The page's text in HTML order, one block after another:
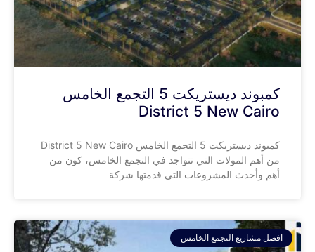
كمبوند ديستريكت 5 التجمع الخامس
District 5 New Cairo
كمبوند ديستريكت 5 التجمع الخامس District 5 New Cairo
من أهم المولات التي تتواجد في التجمع الخامس، كون من
أهم وأحدث المشروعات التي قدمتها شركة
افضل مشاريع التجمع الخامس